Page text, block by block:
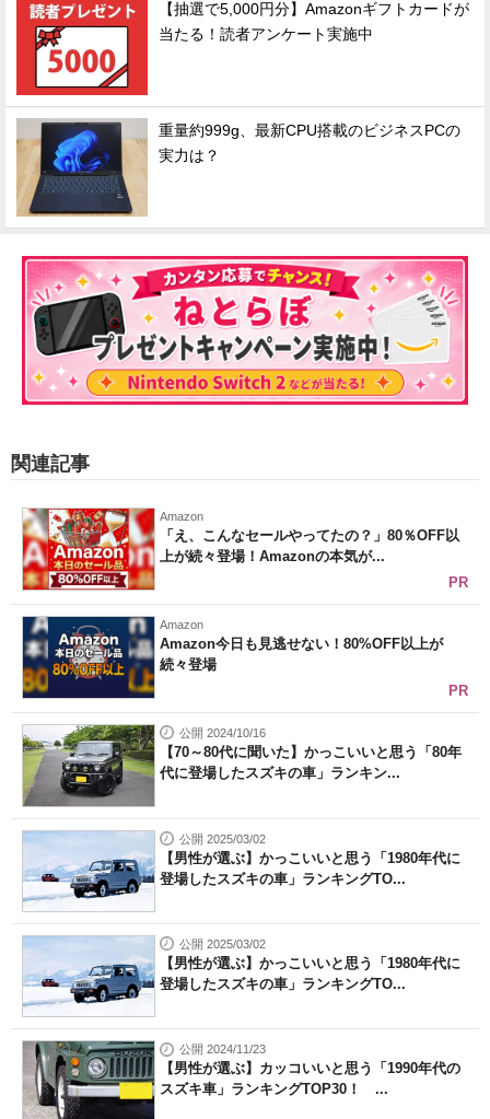
【抽選で5,000円分】Amazonギフトカードが
当たる！読者アンケート実施中
重量約999g、最新CPU搭載のビジネスPCの
実力は？
関連記事
Amazon
「え、こんなセールやってたの？」80％OFF以
上が続々登場！Amazonの本気が...
PR
Amazon
Amazon今日も見逃せない！80%OFF以上が
続々登場
PR
公開 2024/10/16
【70～80代に聞いた】かっこいいと思う「80年
代に登場したスズキの車」ランキン...
公開 2025/03/02
【男性が選ぶ】かっこいいと思う「1980年代に
登場したスズキの車」ランキングTO...
公開 2025/03/02
【男性が選ぶ】かっこいいと思う「1980年代に
登場したスズキの車」ランキングTO...
公開 2024/11/23
【男性が選ぶ】カッコいいと思う「1990年代の
スズキ車」ランキングTOP30！ ...